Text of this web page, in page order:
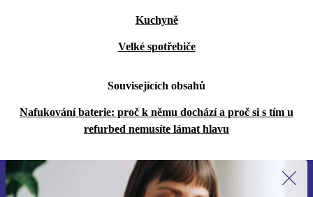
Kuchyně
Velké spotřebiče
Souvisejících obsahů
Nafukování baterie: proč k němu dochází a proč si s tím u
refurbed nemusíte lámat hlavu
Přihlas se k odběru našich novinek a